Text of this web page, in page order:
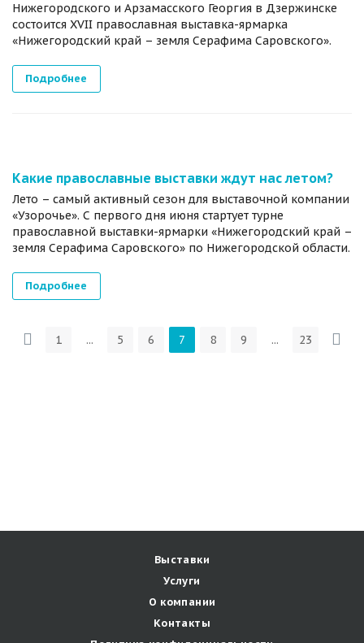
Нижегородского и Арзамасского Георгия в Дзержинске
состоится XVII православная выставка-ярмарка
«Нижегородский край – земля Серафима Саровского».
Подробнее
Какие православные выставки ждут нас летом?
Лето – самый активный сезон для выставочной компании
«Узорочье». С первого дня июня стартует турне
православной выставки-ярмарки «Нижегородский край –
земля Серафима Саровского» по Нижегородской области.
Подробнее
1 ... 5 6 7 8 9 ... 23
Выставки
Услуги
О компании
Контакты